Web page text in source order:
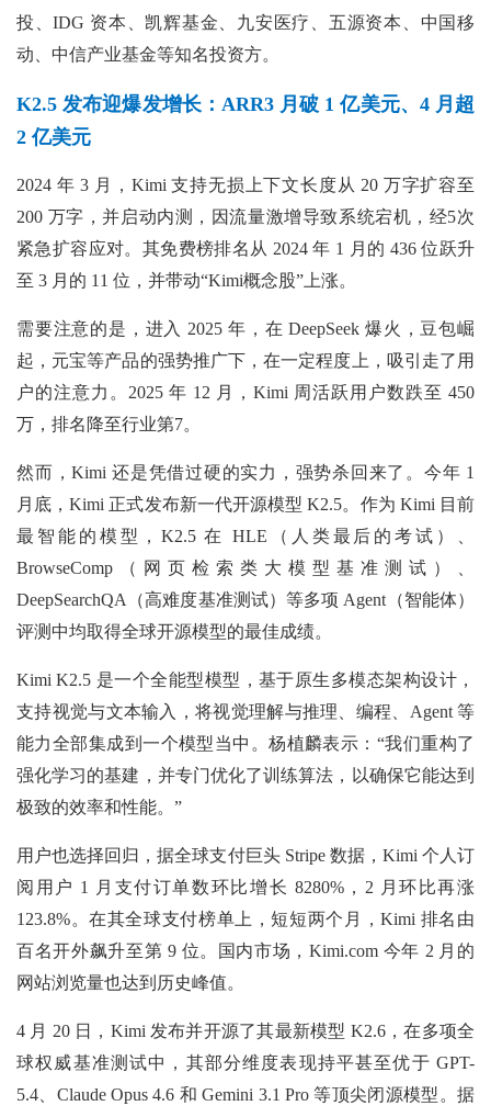
投、IDG 资本、凯辉基金、九安医疗、五源资本、中国移
动、中信产业基金等知名投资方。
K2.5 发布迎爆发增长：ARR3 月破 1 亿美元、4 月超
2 亿美元
2024 年 3 月，Kimi 支持无损上下文长度从 20 万字扩容至
200 万字，并启动内测，因流量激增导致系统宕机，经5次
紧急扩容应对。其免费榜排名从 2024 年 1 月的 436 位跃升
至 3 月的 11 位，并带动“Kimi概念股”上涨。
需要注意的是，进入 2025 年，在 DeepSeek 爆火，豆包崛
起，元宝等产品的强势推广下，在一定程度上，吸引走了用
户的注意力。2025 年 12 月，Kimi 周活跃用户数跌至 450
万，排名降至行业第7。
然而，Kimi 还是凭借过硬的实力，强势杀回来了。今年 1
月底，Kimi 正式发布新一代开源模型 K2.5。作为 Kimi 目前
最智能的模型，K2.5 在 HLE（人类最后的考试）、
BrowseComp（网页检索类大模型基准测试）、
DeepSearchQA（高难度基准测试）等多项 Agent（智能体）
评测中均取得全球开源模型的最佳成绩。
Kimi K2.5 是一个全能型模型，基于原生多模态架构设计，
支持视觉与文本输入，将视觉理解与推理、编程、Agent 等
能力全部集成到一个模型当中。杨植麟表示：“我们重构了
强化学习的基建，并专门优化了训练算法，以确保它能达到
极致的效率和性能。”
用户也选择回归，据全球支付巨头 Stripe 数据，Kimi 个人订
阅用户 1 月支付订单数环比增长 8280%，2 月环比再涨
123.8%。在其全球支付榜单上，短短两个月，Kimi 排名由
百名开外飙升至第 9 位。国内市场，Kimi.com 今年 2 月的
网站浏览量也达到历史峰值。
4 月 20 日，Kimi 发布并开源了其最新模型 K2.6，在多项全
球权威基准测试中，其部分维度表现持平甚至优于 GPT-
5.4、Claude Opus 4.6 和 Gemini 3.1 Pro 等顶尖闭源模型。据